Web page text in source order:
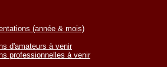
(année & mois)
d'amateurs à venir
professionnelles à venir